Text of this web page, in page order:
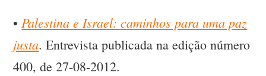
• Palestina e Israel: caminhos para uma paz
justa. Entrevista publicada na edição número
400, de 27-08-2012.